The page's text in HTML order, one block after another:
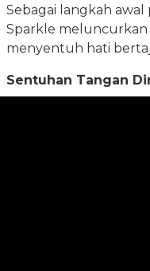
Sebagai langkah
Sparkle meluncurkan
menyentuh hati
Sentuhan Tangan